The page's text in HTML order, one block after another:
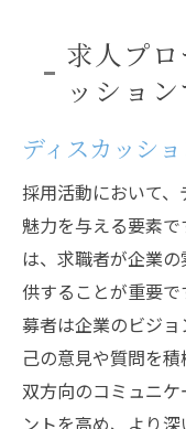
求人プ
ッショ
ディスカッシ
採用活動において
魅力を与える要素
は、求職者が企業
供することが重要
募者は企業のビジ
己の意見や質問を
双方向のコミュニ
ントを高め、より